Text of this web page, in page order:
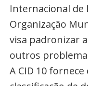
Internacional de
Organização
visa padronizar
outros
A CID 10